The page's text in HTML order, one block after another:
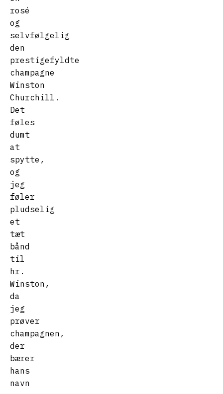
rosé
og
selvfølgelig
den
prestigefyldte
champagne
Winston
Churchill.
Det
føles
dumt
at
spytte,
og
jeg
føler
pludselig
et
tæt
bånd
til
hr.
Winston,
da
jeg
prøver
champagnen,
der
bærer
hans
navn